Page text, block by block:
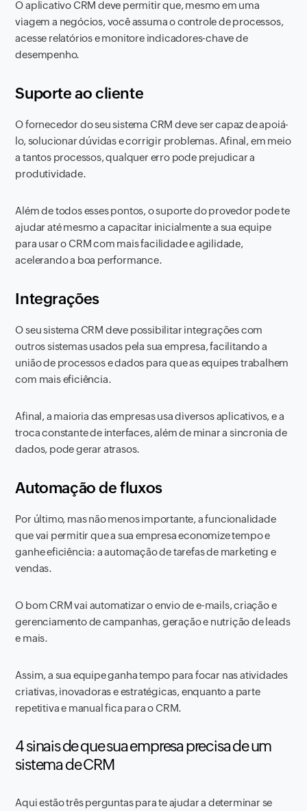
O aplicativo CRM deve permitir que, mesmo em uma
viagem a negócios, você assuma o controle de processos,
acesse relatórios e monitore indicadores-chave de
desempenho.
Suporte ao cliente
O fornecedor do seu sistema CRM deve ser capaz de apoiá-
lo, solucionar dúvidas e corrigir problemas. Afinal, em meio
a tantos processos, qualquer erro pode prejudicar a
produtividade.
Além de todos esses pontos, o suporte do provedor pode te
ajudar até mesmo a capacitar inicialmente a sua equipe
para usar o CRM com mais facilidade e agilidade,
acelerando a boa performance.
Integrações
O seu sistema CRM deve possibilitar integrações com
outros sistemas usados pela sua empresa, facilitando a
união de processos e dados para que as equipes trabalhem
com mais eficiência.
Afinal, a maioria das empresas usa diversos aplicativos, e a
troca constante de interfaces, além de minar a sincronia de
dados, pode gerar atrasos.
Automação de fluxos
Por último, mas não menos importante, a funcionalidade
que vai permitir que a sua empresa economize tempo e
ganhe eficiência: a automação de tarefas de marketing e
vendas.
O bom CRM vai automatizar o envio de e-mails, criação e
gerenciamento de campanhas, geração e nutrição de leads
e mais.
Assim, a sua equipe ganha tempo para focar nas atividades
criativas, inovadoras e estratégicas, enquanto a parte
repetitiva e manual fica para o CRM.
4 sinais de que sua empresa precisa de um
sistema de CRM
Aqui estão três perguntas para te ajudar a determinar se